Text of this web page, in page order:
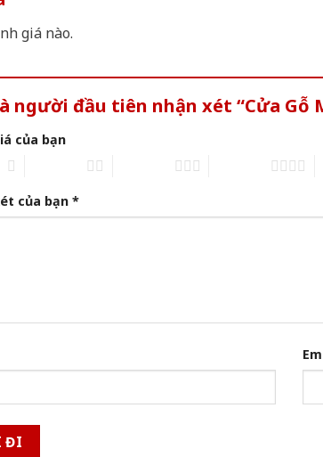
giá nào.
người đầu tiên nhận xét “Cửa Gỗ
của bạn
của bạn *